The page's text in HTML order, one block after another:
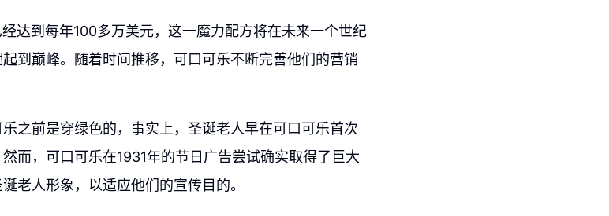
达到每年100多万美元，这一魔力配方将在未来一个世纪
到巅峰。随着时间推移，可口可乐不断完善他们的营销
之前是穿绿色的，事实上，圣诞老人早在可口可乐首次
而，可口可乐在1931年的节日广告尝试确实取得了巨大
老人形象，以适应他们的宣传目的。